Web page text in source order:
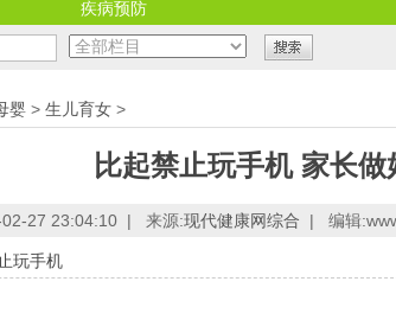
疾病预防
婴 > 生儿育女 >
比起禁止玩手机 家长
02-27 23:04:10 | 来源:现代健康网综合 | 编辑
玩手机